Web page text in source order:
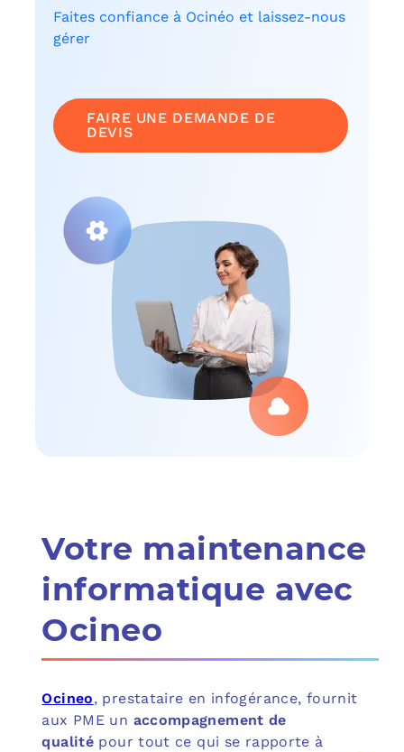
Faites confiance à Ocinéo et laissez-nous
gérer
FAIRE UNE DEMANDE DE
DEVIS
Votre maintenance
informatique avec
Ocineo
Ocineo, prestataire en infogérance, fournit
aux PME un accompagnement de
qualité pour tout ce qui se rapporte à